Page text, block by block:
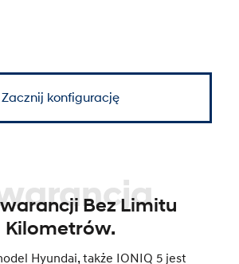
Zacznij konfigurację
Bez Limitu
Kilometrów.
Hyundai, także IONIQ 5 jest